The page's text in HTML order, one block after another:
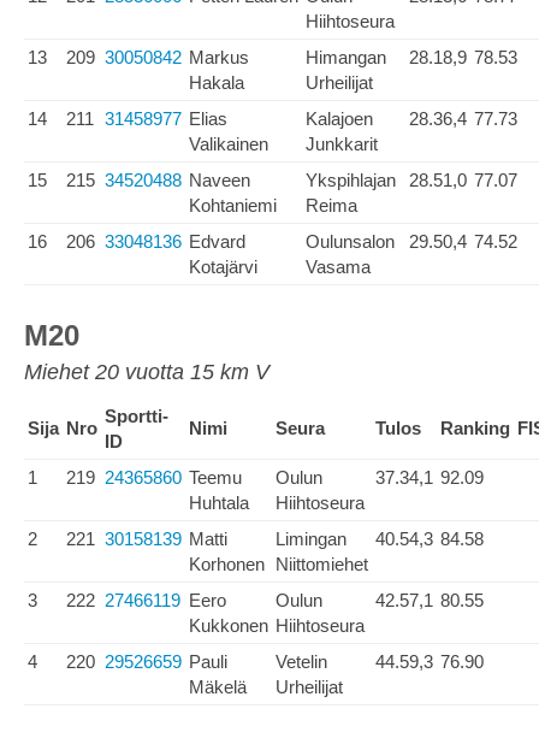
Hiihtoseura
13 209 30050842 Markus
Hakala
Himangan
Urheilijat
28.18,9 78.53
14 211 31458977 Elias
Valikainen
Kalajoen
Junkkarit
28.36,4 77.73
15 215 34520488 Naveen
Kohtaniemi
Ykspihlajan
Reima
28.51,0 77.07
16 206 33048136 Edvard
Kotajärvi
Oulunsalon
Vasama
29.50,4 74.52
M20
Miehet 20 vuotta 15 km V
Sija Nro
Sportti-
ID
Nimi Seura Tulos Ranking
1 219 24365860 Teemu
Huhtala
Oulun
Hiihtoseura
37.34,1 92.09
2 221 30158139 Matti
Korhonen
Limingan
Niittomiehet
40.54,3 84.58
3 222 27466119 Eero
Kukkonen
Oulun
Hiihtoseura
42.57,1 80.55
4 220 29526659 Pauli
Mäkelä
Vetelin
Urheilijat
44.59,3 76.90